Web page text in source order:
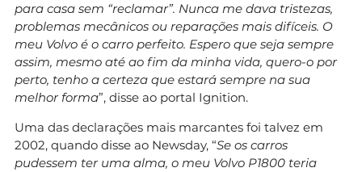
para casa sem “reclamar”. Nunca me dava tristezas,
problemas mecânicos ou reparações mais difíceis. O
meu Volvo é o carro perfeito. Espero que seja sempre
assim, mesmo até ao fim da minha vida, quero-o por
perto, tenho a certeza que estará sempre na sua
melhor forma”, disse ao portal Ignition.
Uma das declarações mais marcantes foi talvez em
2002, quando disse ao Newsday, “Se os carros
pudessem ter uma alma, o meu Volvo P1800 teria